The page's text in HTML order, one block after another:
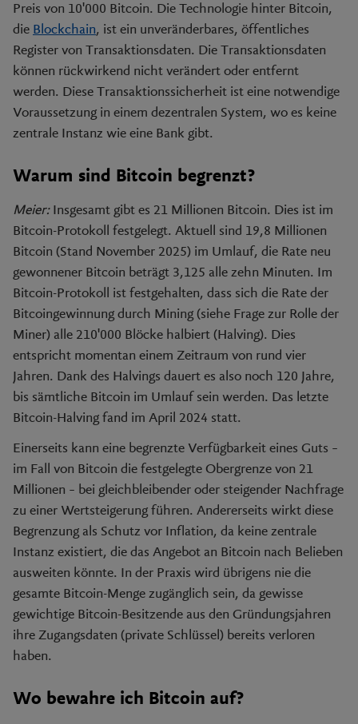
Preis von 10'000 Bitcoin. Die Technologie hinter Bitcoin,
die Blockchain, ist ein unveränderbares, öffentliches
Register von Transaktionsdaten. Die Transaktionsdaten
können rückwirkend nicht verändert oder entfernt
werden. Diese Transaktionssicherheit ist eine notwendige
Voraussetzung in einem dezentralen System, wo es keine
zentrale Instanz wie eine Bank gibt.
Warum sind Bitcoin begrenzt?
Meier:Insgesamt gibt es 21 Millionen Bitcoin. Dies ist im
Bitcoin-Protokoll festgelegt. Aktuell sind 19,8 Millionen
Bitcoin (Stand November 2025) im Umlauf, die Rate neu
gewonnener Bitcoin beträgt 3,125 alle zehn Minuten. Im
Bitcoin-Protokoll ist festgehalten, dass sich die Rate der
Bitcoingewinnung durch Mining (siehe Frage zur Rolle der
Miner) alle 210'000 Blöcke halbiert (Halving). Dies
entspricht momentan einem Zeitraum von rund vier
Jahren. Dank des Halvings dauert es also noch 120 Jahre,
bis sämtliche Bitcoin im Umlauf sein werden. Das letzte
Bitcoin-Halving fand im April 2024 statt.
Einerseits kann eine begrenzte Verfügbarkeit eines Guts –
im Fall von Bitcoin die festgelegte Obergrenze von 21
Millionen – bei gleichbleibender oder steigender Nachfrage
zu einer Wertsteigerung führen. Andererseits wirkt diese
Begrenzung als Schutz vor Inflation, da keine zentrale
Instanz existiert, die das Angebot an Bitcoin nach Belieben
ausweiten könnte. In der Praxis wird übrigens nie die
gesamte Bitcoin-Menge zugänglich sein, da gewisse
gewichtige Bitcoin-Besitzende aus den Gründungsjahren
ihre Zugangsdaten (private Schlüssel) bereits verloren
haben.
Wo bewahre ich Bitcoin auf?